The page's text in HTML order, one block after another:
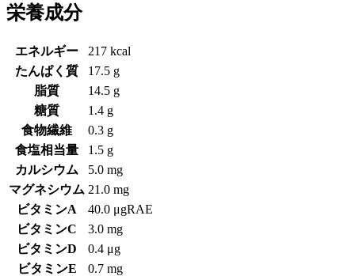
栄養成分
エネルギー
217 kcal
たんぱく質
17.5 g
脂質
14.5 g
糖質
1.4 g
食物繊維
0.3 g
食塩相当量
1.5 g
カルシウム
5.0 mg
マグネシウム 21.0 mg
ビタミンA
40.0 μgRAE
ビタミンC
3.0 mg
ビタミンD
0.4 μg
ビタミンE
0.7 mg